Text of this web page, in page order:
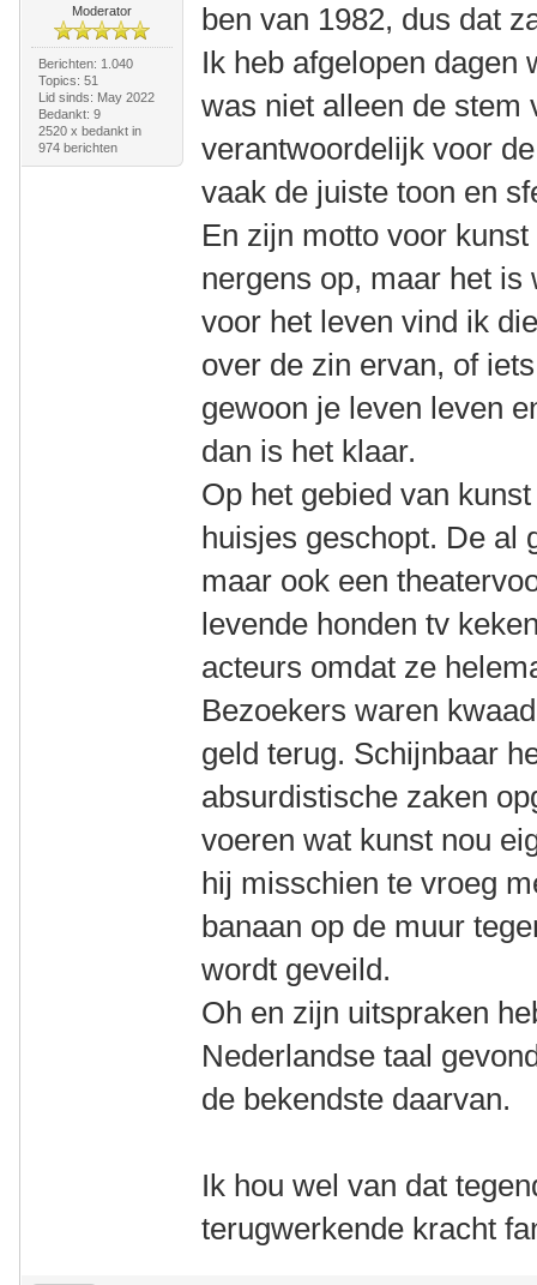
Moderator
Berichten: 1.040
Topics: 51
Lid sinds: May 2022
Bedankt: 9
2520 x bedankt in
974 berichten
ben van 1982, dus dat
Ik heb afgelopen dagen
was niet alleen de stem
verantwoordelijk voor
vaak de juiste toon en
En zijn motto voor
nergens op, maar het
voor het leven vind ik
over de zin ervan, of
gewoon je leven leven
dan is het klaar.
Op het gebied van
huisjes geschopt. De al
maar ook een
levende honden tv
acteurs omdat ze
Bezoekers waren
geld terug. Schijnbaar
absurdistische zaken
voeren wat kunst nou
hij misschien te vroeg
banaan op de muur
wordt geveild.
Oh en zijn uitspraken
Nederlandse taal
de bekendste daarvan.
Ik hou wel van dat
terugwerkende kracht